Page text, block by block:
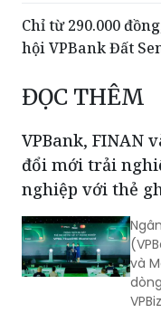
ĐỌC THÊM
VPBank, FINAN
nghiệp với thẻ
và
giải
Cuộc tìm kiếm